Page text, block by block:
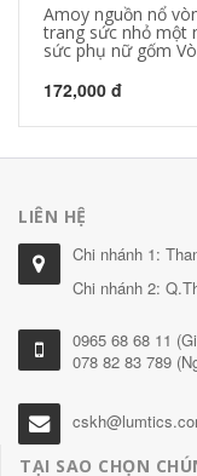
Amoy nguồn nổ
trang sức nhỏ một
sức phụ nữ gốm
172,000 đ
LIÊN HỆ
Chi nhánh 1:
Chi nhánh 2:
0965 68 68 11
078 82 83 789
TẠI SAO CHỌN